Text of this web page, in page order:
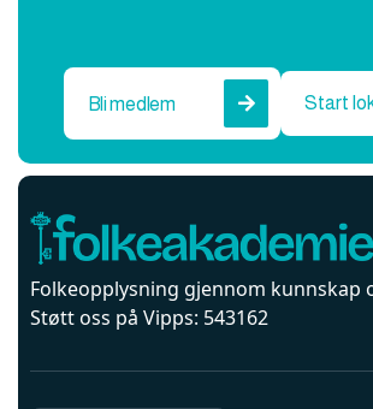
Bli medlem  Start
Folkeopplysning gjennom kunnskap
Støtt oss på Vipps: 543162